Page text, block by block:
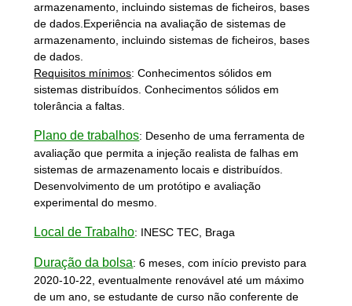
armazenamento, incluindo sistemas de ficheiros, bases
de dados.Experiência na avaliação de sistemas de
armazenamento, incluindo sistemas de ficheiros, bases
de dados.
Requisitos mínimos: Conhecimentos sólidos em
sistemas distribuídos. Conhecimentos sólidos em
tolerância a faltas.
Plano de trabalhos: Desenho de uma ferramenta de
avaliação que permita a injeção realista de falhas em
sistemas de armazenamento locais e distribuídos.
Desenvolvimento de um protótipo e avaliação
experimental do mesmo.
Local de Trabalho: INESC TEC, Braga
Duração da bolsa: 6 meses, com início previsto para
2020-10-22, eventualmente renovável até um máximo
de um ano, se estudante de curso não conferente de